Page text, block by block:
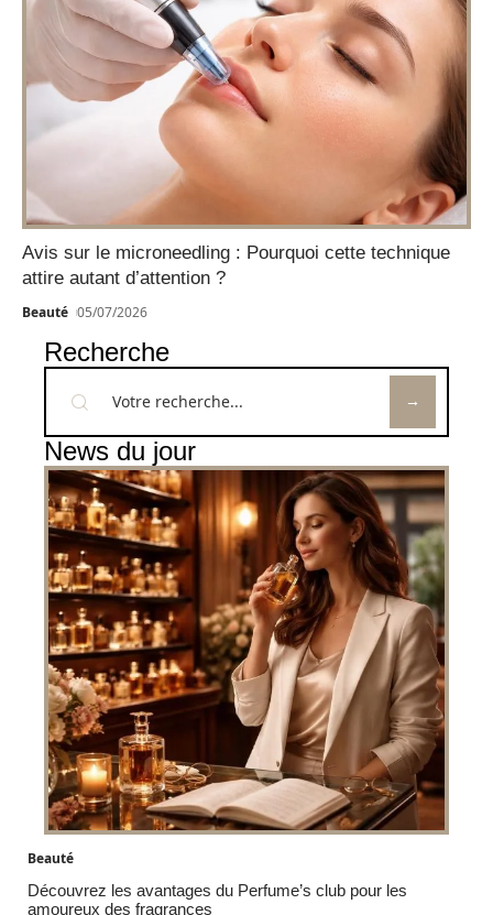
Avis sur le microneedling : Pourquoi cette technique
attire autant d’attention ?
Beauté 05/07/2026
Recherche
News du jour
Beauté
Découvrez les avantages du Perfume’s club pour les
amoureux des fragrances